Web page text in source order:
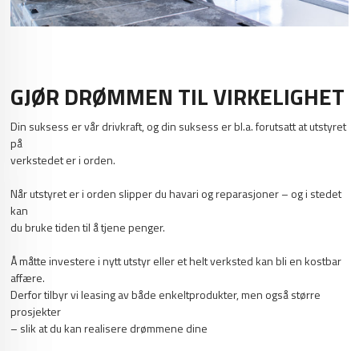
GJØR DRØMMEN TIL VIRKELIGHET
Din suksess er vår drivkraft, og din suksess er bl.a. forutsatt at utstyret
på
verkstedet er i orden.
Når utstyret er i orden slipper du havari og reparasjoner – og i stedet
kan
du bruke tiden til å tjene penger.
Å måtte investere i nytt utstyr eller et helt verksted kan bli en kostbar
affære.
Derfor tilbyr vi leasing av både enkeltprodukter, men også større
prosjekter
– slik at du kan realisere drømmene dine